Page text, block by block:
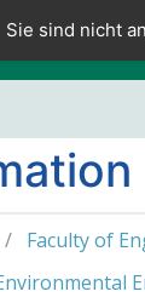
Sie sind nicht
Faculty of